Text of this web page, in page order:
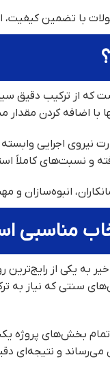
با تضمین کیفیت،
که از ترکیب
با اضافه کردن
نیروی اجرایی
و نسبت‌های کاملاً
انبوه‌سازان
مناسبی
به یکی از
سنتی که نیاز به
بخش‌های پروژه
و نتیجه‌ای